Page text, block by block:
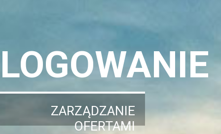
LOGOWANIE
ZARZĄDZANIE
OFERTAMI